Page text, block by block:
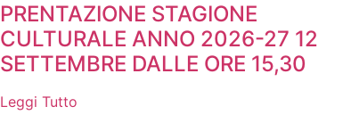
PRENTAZIONE STAGIONE
CULTURALE ANNO 2026-27 12
SETTEMBRE DALLE ORE 15,30
Leggi Tutto